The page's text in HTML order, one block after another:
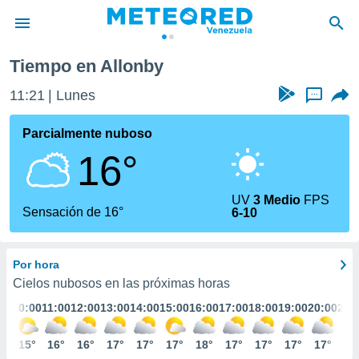
de
ha
que se
calidad.
a este
las
y
digital
basada
Tiempo en Allonby
11:21 Lunes ...
Parcialmente nuboso
16°
Sensación de 16°
UV3 Medio FPS
6-10
Por hora
Cielos nubosos en las próximas horas
10:00
15°
11:00
16°
12:00
16°
13:00
17°
14:00
17°
15:00
17°
16:00
18°
17:00
17°
18:00
17°
19:00
17°
20:00
17°